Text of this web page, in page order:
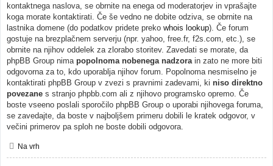
kontaktnega naslova, se obrnite na enega od moderatorjev in vprašajte
koga morate kontaktirati. Če še vedno ne dobite odziva, se obrnite na
lastnika domene (do podatkov pridete preko whois lookup). Če forum
gostuje na brezplačnem serverju (npr. yahoo, free.fr, f2s.com, etc.), se
obrnite na njihov oddelek za zlorabo storitev. Zavedati se morate, da
phpBB Group nima popolnoma nobenega nadzora in zato ne more biti
odgovorna za to, kdo uporablja njihov forum. Popolnoma nesmiselno je
kontaktirati phpBB Group v zvezi s pravnimi zadevami, ki niso direktno
povezane s stranjo phpbb.com ali z njihovo programsko opremo. Če
boste vseeno poslali sporočilo phpBB Group o uporabi njihovega foruma,
se zavedajte, da boste v najboljšem primeru dobili le kratek odgovor, v
večini primerov pa sploh ne boste dobili odgovora.
Na vrh